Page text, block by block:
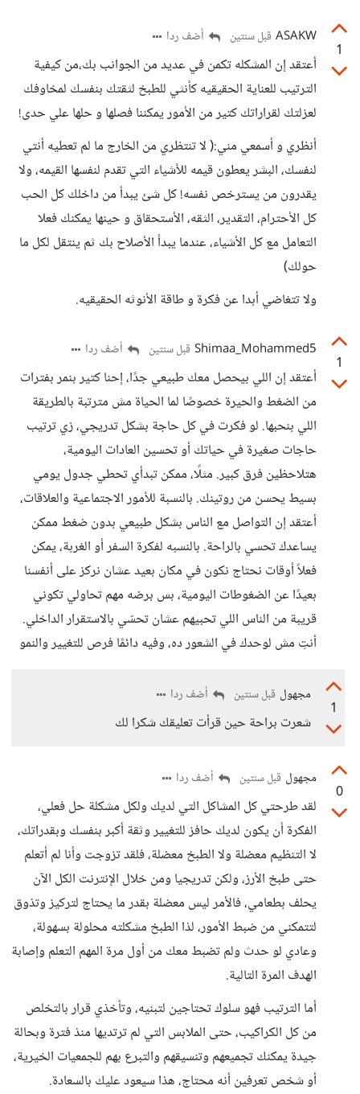
1
ASAKW قبل سنتين أضف ردا
أعتقد إن المشكله تكمن في عديد من الجوانب بك،من كيفية
الترتيب للعناية الحقيقيه كأنثي للطبخ لثقتك بنفسك لمخاوفك
لعزلتك لقراراتك كتير من الأمور يمكننا فصلها و حلها علي حدى!
أنظري و أسمعي مني:( لا تنتظري من الخارج ما لم تعطيه أنتي
لنفسك، البشر يعطون قيمه للأشياء التي تقدم لنفسها القيمه، ولا
يقدرون من يسترخص نفسه! كل شئ يبدأ من داخلك كل الحب
كل الأحترام، التقدير، الثقه، الأستحقاق و حينها يمكنك فعلا
التعامل مع كل الأشياء، عندما يبدأ الأصلاح بك ثم ينتقل لكل ما
حولك)
ولا تتغاضي أبدا عن فكرة و طاقة الأنوثه الحقيقيه.
1
Shimaa_Mohammed5 قبل سنتين أضف ردا
أعتقد إن اللي بيحصل معك طبيعي جدًا، إحنا كتير بنمر بفترات
من الضغط والحيرة خصوصًا لما الحياة مش مترتبة بالطريقة
اللي بنحبها. لو فكرت في كل حاجة بشكل تدريجي، زي ترتيب
حاجات صغيرة في حياتك أو تحسين العادات اليومية،
هتلاحظين فرق كبير. مثلًا، ممكن تبدأي تحطي جدول يومي
بسيط يحسن من روتينك. بالنسبة للأمور الاجتماعية والعلاقات،
أعتقد إن التواصل مع الناس بشكل طبيعي بدون ضغط ممكن
يساعدك تحسي بالراحة. بالنسبه لفكرة السفر أو الغربة، يمكن
فعلاً أوقات نحتاج نكون في مكان بعيد عشان نركز على أنفسنا
بعيدًا عن الضغوطات اليومية، بس برضه مهم تحاولي تكوني
قريبة من الناس اللي تحبيهم عشان تحسّي بالاستقرار الداخلي.
أنتِ مش لوحدك في الشعور ده، وفيه دائمًا فرص للتغيير والنمو
1
مجهول قبل سنتين أضف ردا
شعرت براحة حين قرأت تعليقك شكرا لك
0
مجهول قبل سنتين أضف ردا
لقد طرحتي كل المشاكل التي لديك ولكل مشكلة حل فعلي،
الفكرة أن يكون لديك حافز للتغيير وثقة أكبر بنفسك وبقدراتك،
لا التنظيم معضلة ولا الطبخ معضلة، فلقد تزوجت وأنا لم أتعلم
حتى طبخ الأرز، ولكن تدريجيا ومن خلال الإنترنت الكل الآن
يحلف بطعامي، فالأمر ليس معضلة بقدر ما يحتاج لتركيز وتذوق
لتتمكني من ضبط الأمور، لذا الطبخ مشكلته محلولة بسهولة،
وعادي لو حدث ولم تضبط معك من أول مرة المهم التعلم وإصابة
الهدف المرة التالية.
أما الترتيب فهو سلوك تحتاجين لتبنيه، وتأخذي قرار بالتخلص
من كل الكراكيب، حتى الملابس التي لم ترتديها منذ فترة وبحالة
جيدة يمكنك تجميعهم وتنسيقهم والتبرع بهم للجمعيات الخيرية،
أو شخص تعرفين أنه محتاج، هذا سيعود عليك بالسعادة.